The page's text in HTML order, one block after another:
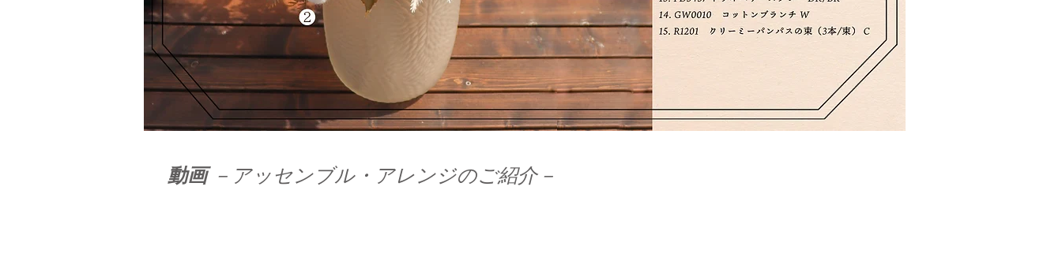
​動画－アッセンブル・アレンジのご紹介－